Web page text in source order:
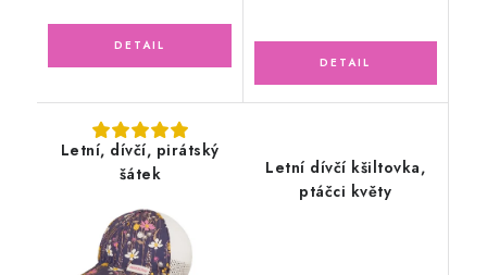
Letní, dívčí, pirátský
šátek
Letní dívčí kšiltovka,
ptáčci květy